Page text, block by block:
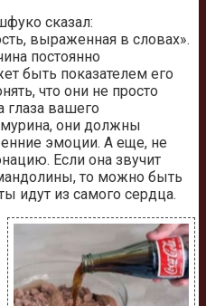
сказал:
выраженная в словах».
постоянно
быть показателем его
что они не просто
глаза вашего
они должны
эмоции. А еще, не
Если она звучит
то можно быть
идут из самого сердца.